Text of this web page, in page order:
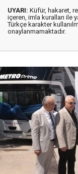
UYARI: Küfür, hakaret,
içeren, imla kuralları ile
Türkçe karakter
onaylanmamaktadır.